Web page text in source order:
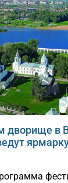
дворище в